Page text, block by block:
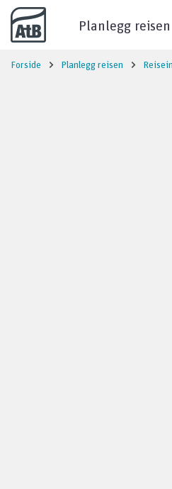
Til innhold
Planlegg reisen
Forside Planlegg reisen